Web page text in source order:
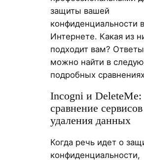
защиты вашей
конфиденциальности в
Интернете. Какая из
подходит вам? Ответы
можно найти в
подробных
Incogni и DeleteMe:
сравнение сервисов
удаления данных
Когда речь идет о
конфиденциальности,